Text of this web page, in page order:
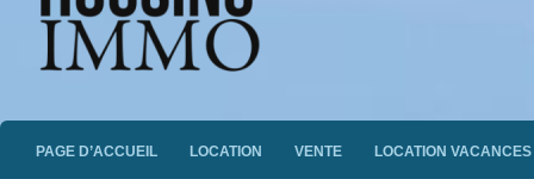
PAGE D’ACCUEIL LOCATION VENTE LOCATION VACANCES